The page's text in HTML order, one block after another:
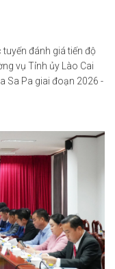
đánh giá tiến độ
vụ Tỉnh ủy Lào Cai
Sa Pa giai đoạn 2026 -